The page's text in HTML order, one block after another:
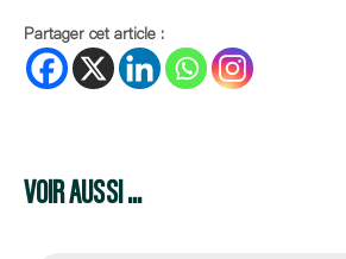
Partager cet article :
VOIR AUSSI ...